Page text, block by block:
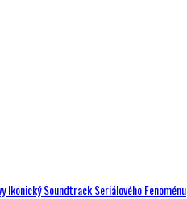
Ikonický Soundtrack Seriálového Fenoménu